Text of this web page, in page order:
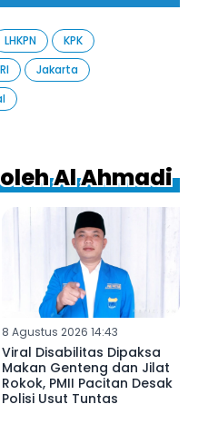
LHKPN
KPK
Jakarta
Al Ahmadi
8 Agustus 2026 14:43
Viral Disabilitas Dipaksa
Makan Genteng dan Jilat
Rokok, PMII Pacitan Desak
Polisi Usut Tuntas